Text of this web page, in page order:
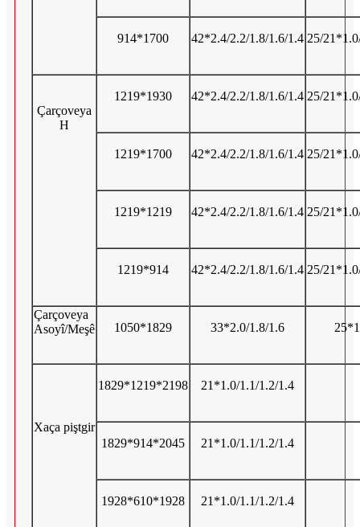
914*1700 42*2.4/2.2/1.8/1.6/1.4 25/
Çarçoveya
H
1219*1930 42*2.4/2.2/1.8/1.6/1.4 25/
1219*1700 42*2.4/2.2/1.8/1.6/1.4 25/
1219*1219 42*2.4/2.2/1.8/1.6/1.4 25/
1219*914 42*2.4/2.2/1.8/1.6/1.4 25/
Çarçoveya
Asoyî/Meşê
1050*1829 33*2.0/1.8/1.6
Xaça piştgir
1829*1219*2198 21*1.0/1.1/1.2/1.4
1829*914*2045 21*1.0/1.1/1.2/1.4
1928*610*1928 21*1.0/1.1/1.2/1.4